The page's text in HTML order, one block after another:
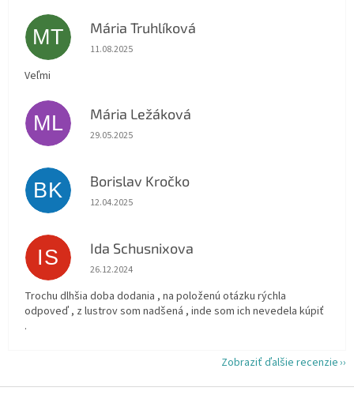
MT Mária Truhlíková
Hodnotenie obchodu je 5 z 5 hviezdičiek.
11.08.2025
Veľmi
ML Mária Ležáková
Hodnotenie obchodu je 5 z 5 hviezdičiek.
29.05.2025
BK Borislav Kročko
Hodnotenie obchodu je 5 z 5 hviezdičiek.
12.04.2025
IS Ida Schusnixova
Hodnotenie obchodu je 5 z 5 hviezdičiek.
26.12.2024
Trochu dlhšia doba dodania , na položenú otázku rýchla
odpoveď , z lustrov som nadšená , inde som ich nevedela kúpiť
.
Zobraziť ďalšie recenzie